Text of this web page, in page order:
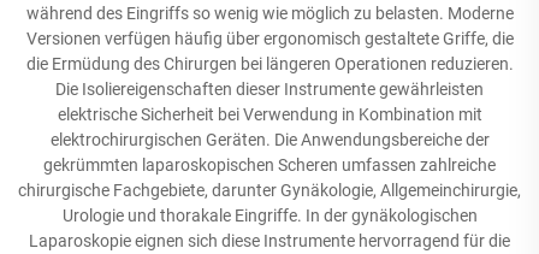
während des Eingriffs so wenig wie möglich zu belasten. Moderne
Versionen verfügen häufig über ergonomisch gestaltete Griffe, die
die Ermüdung des Chirurgen bei längeren Operationen reduzieren.
Die Isoliereigenschaften dieser Instrumente gewährleisten
elektrische Sicherheit bei Verwendung in Kombination mit
elektrochirurgischen Geräten. Die Anwendungsbereiche der
gekrümmten laparoskopischen Scheren umfassen zahlreiche
chirurgische Fachgebiete, darunter Gynäkologie, Allgemeinchirurgie,
Urologie und thorakale Eingriffe. In der gynäkologischen
Laparoskopie eignen sich diese Instrumente hervorragend für die